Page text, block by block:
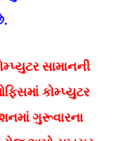
સામાનની
કોમ્પ્યુટર
ગુરૂવારના